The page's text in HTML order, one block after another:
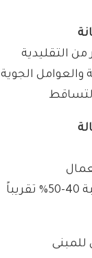
من التقليدية
الجوية
للمبنى